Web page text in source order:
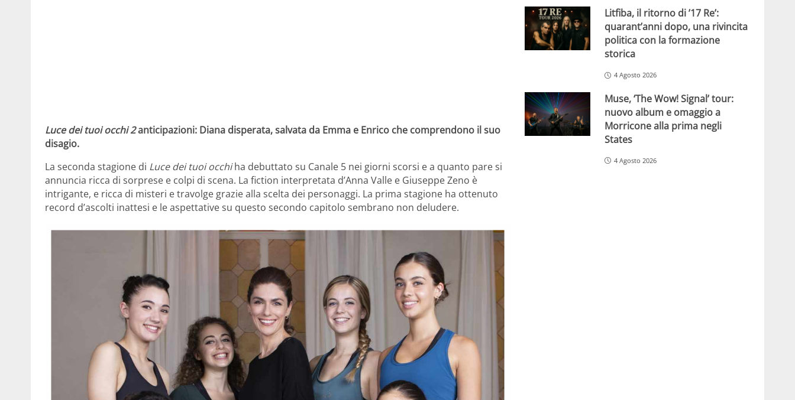
Luce dei tuoi occhi 2anticipazioni: Diana disperata, salvata da Emma e Enrico che comprendono il suo
disagio.
La seconda stagione di Luce dei tuoi occhiha debuttato su Canale 5 nei giorni scorsi e a quanto pare si
annuncia ricca di sorprese e colpi di scena. La fiction interpretata d’Anna Valle e Giuseppe Zeno è
intrigante, e ricca di misteri e travolge grazie alla scelta dei personaggi. La prima stagione ha ottenuto
record d’ascolti inattesi e le aspettative su questo secondo capitolo sembrano non deludere.
Litfiba, il ritorno di ’17 Re’:
quarant’anni dopo, una rivincita
politica con la formazione
storica
4 Agosto 2026
Muse, ‘The Wow! Signal’ tour:
nuovo album e omaggio a
Morricone alla prima negli
States
4 Agosto 2026